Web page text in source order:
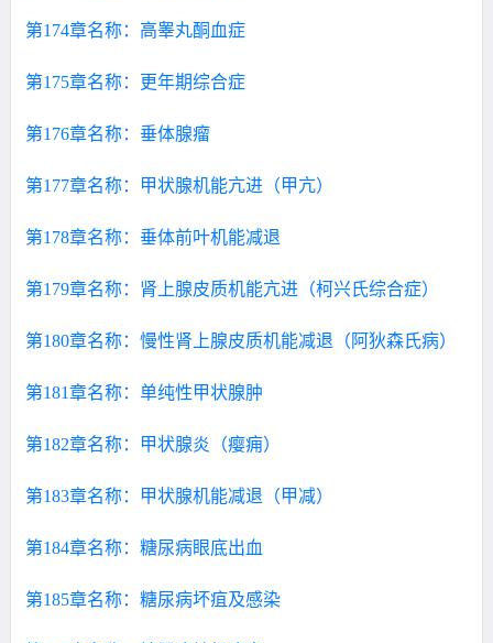
第174章名称：高睾丸酮血症
第175章名称：更年期综合症
第176章名称：垂体腺瘤
第177章名称：甲状腺机能亢进（甲亢）
第178章名称：垂体前叶机能减退
第179章名称：肾上腺皮质机能亢进（柯兴氏综合症）
第180章名称：慢性肾上腺皮质机能减退（阿狄森氏病）
第181章名称：单纯性甲状腺肿
第182章名称：甲状腺炎（瘿痈）
第183章名称：甲状腺机能减退（甲减）
第184章名称：糖尿病眼底出血
第185章名称：糖尿病坏疽及感染